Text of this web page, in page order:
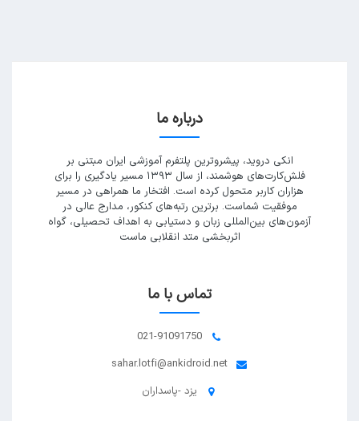
درباره ما
انکی دروید، پیشروترین پلتفرم آموزشی ایران مبتنی بر
فلش‌کارت‌های هوشمند، از سال ۱۳۹۳ مسیر یادگیری را برای
هزاران کاربر متحول کرده است. افتخار ما همراهی در مسیر
موفقیت شماست. برترین رتبه‌های کنکور، مدارج عالی در
آزمون‌های بین‌المللی زبان و دستیابی به اهداف تحصیلی، گواه
اثربخشی متد انقلابی ماست
تماس با ما
021-91091750
sahar.lotfi@ankidroid.net
یزد -پاسداران